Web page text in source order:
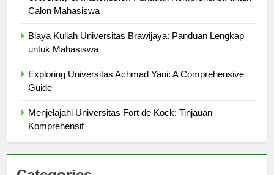
University of Manchester: Panduan Komprehensif untuk
Biaya Kuliah Universitas Brawijaya: Panduan Lengkap
Exploring Universitas Achmad Yani: A Comprehensive
Menjelajahi Universitas Fort de Kock: Tinjauan